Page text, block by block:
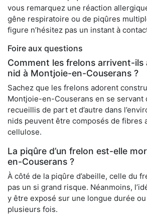
vous remarquez une réaction
gêne respiratoire ou de piqûres
figure n’hésitez pas un instant à
Foire aux questions
Comment les frelons arrivent-ils
nid à Montjoie-en-Couserans ?
Sachez que les frelons adorent
Montjoie-en-Couserans en se servant
recueillis de part et d’autre dans
nids peuvent être composés de fibres
cellulose.
La piqûre d’un frelon est-elle
en-Couserans ?
À côté de la piqûre d’abeille, celle du
pas un si grand risque. Néanmoins,
y être exposé sur une longue durée
plusieurs fois.